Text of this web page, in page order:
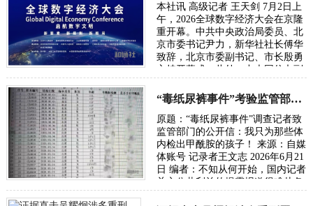
本社讯 高级记者 王天剑 7月2日上
午，2026全球数字经济大会在京隆
重开幕。中共中央政治局委员、北
京市委书记尹力，新华社社长傅华
致辞，北京市委副书记、市长殷勇
主持开幕式。此外，中央网信办副
主任、国家网信办副主任王京涛，
国家发…
“毒纸尿裤事件”考验监管部门的党性初心与执法能力
原题：“毒纸尿裤事件”调查记者致
监管部门的公开信：我只为那些体
内检出甲酰胺的孩子！ 来源：自媒
体账号 记录者王文志 2026年6月21
日 编者：不知从何开始，国内记者
关心公共利益的揭露报道很难从各
级主流媒体发出，往往是走自媒体